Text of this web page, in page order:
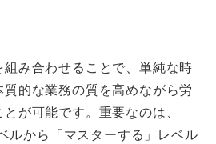
み合わせることで、単純な時
的な業務の質を高めながら労
が可能です。重要なのは、
ルから「マスターする」レベル